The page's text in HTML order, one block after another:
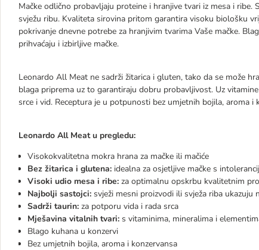
Mačke odlično probavljaju proteine i hranjive tvari iz mesa i
svježu ribu. Kvaliteta sirovina pritom garantira visoku biološku
pokrivanje dnevne potrebe za hranjivim tvarima Vaše mačke.
prihvaćaju i izbirljive mačke.
Leonardo All Meat ne sadrži žitarica i gluten, tako da se može
blaga priprema uz to garantiraju dobru probavljivost. Uz
srce i vid. Receptura je u potpunosti bez umjetnih bojila, aroma
Leonardo All Meat u pregledu:
Visokokvalitetna mokra hrana za mačke ili mačiće
Bez žitarica i glutena: idealna za osjetljive mačke s
Visoki udio mesa i ribe: za optimalnu opskrbu kvalitetnim
Najbolji sastojci: svježi mesni proizvodi ili svježa riba
Sadrži taurin: za potporu vida i rada srca
Mješavina vitalnih tvari: s vitaminima, mineralima i
Blago kuhana u konzervi
Bez umjetnih bojila, aroma i konzervansa